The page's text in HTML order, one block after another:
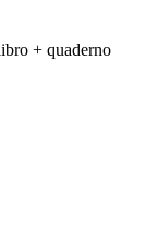
+ quaderno